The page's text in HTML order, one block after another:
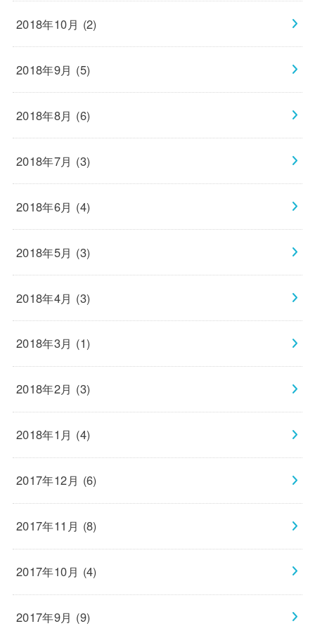
2018年10月 (2)
2018年9月 (5)
2018年8月 (6)
2018年7月 (3)
2018年6月 (4)
2018年5月 (3)
2018年4月 (3)
2018年3月 (1)
2018年2月 (3)
2018年1月 (4)
2017年12月 (6)
2017年11月 (8)
2017年10月 (4)
2017年9月 (9)